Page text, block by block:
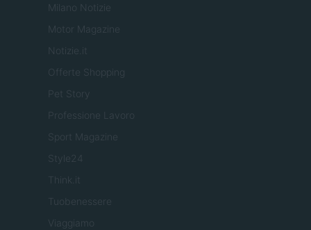
Milano Notizie
Motor Magazine
Notizie.it
Offerte Shopping
Pet Story
Professione Lavoro
Sport Magazine
Style24
Think.it
Tuobenessere
Viaggiamo